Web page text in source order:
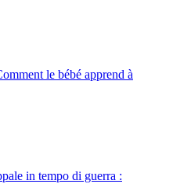
le bébé apprend à
in tempo di guerra :